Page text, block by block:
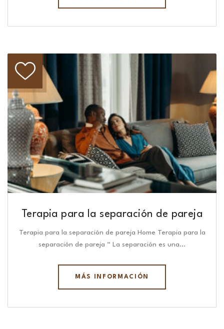
Terapia para la separación de pareja
Terapia para la separación de pareja Home Terapia para la
separación de pareja “ La separación es una…
MÁS INFORMACIÓN